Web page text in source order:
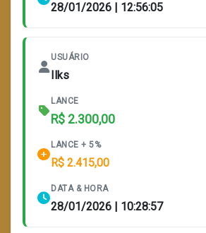
28/01/2026 | 12:56:05
USUÁRIO
Ilks
LANCE
R$ 2.300,00
LANCE + 5%
R$ 2.415,00
DATA & HORA
28/01/2026 | 10:28:57